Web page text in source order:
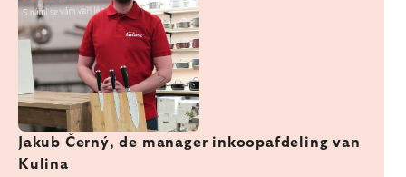
Jakub Černý, de manager inkoopafdeling van
Kulina